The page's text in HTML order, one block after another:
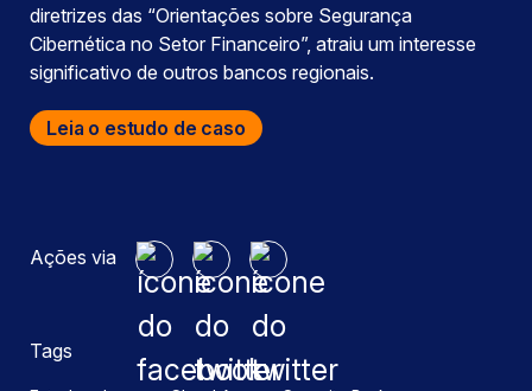
diretrizes das “Orientações sobre Segurança
Cibernética no Setor Financeiro”, atraiu um interesse
significativo de outros bancos regionais.
Leia o estudo de caso
Ações via
Tags